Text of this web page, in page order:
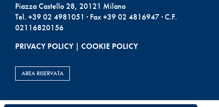
Piazza Castello 28, 20121 Milano
Tel. +39 02 4981051 · Fax +39 02 4816947 · C.F.
02116820156
PRIVACY POLICY|COOKIE POLICY
AREA RISERVATA